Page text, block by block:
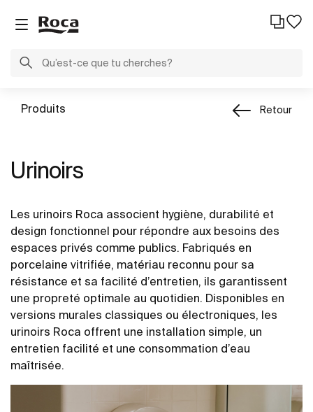
Produits Retour
Urinoirs
Les urinoirs Roca associent hygiène, durabilité et
design fonctionnel pour répondre aux besoins des
espaces privés comme publics. Fabriqués en
porcelaine vitrifiée, matériau reconnu pour sa
résistance et sa facilité d’entretien, ils garantissent
une propreté optimale au quotidien. Disponibles en
versions murales classiques ou électroniques, les
urinoirs Roca offrent une installation simple, un
entretien facilité et une consommation d’eau
maîtrisée.